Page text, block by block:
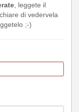
, leggete il
di vedervela
;-)